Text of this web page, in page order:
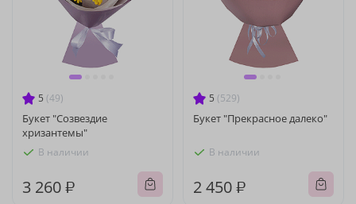
5 (49)
Букет "Созвездие
хризантемы"
В наличии
3 260 ₽
5 (529)
Букет "Прекрасное далеко"
В наличии
2 450 ₽